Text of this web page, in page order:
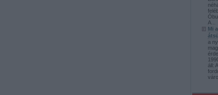
A...
Mi
a
áll: